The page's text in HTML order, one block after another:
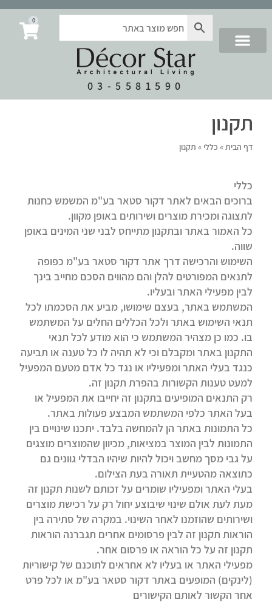
03-5581590
0
תקנון
דף הבית» כללי » תקנון
כללי
ברוכים הבאים לאתר דקור סטאר בע"מ המשמש כחנות
לתצוגה ומכירת מוצרים ושירותים באופן מקוון.
כל האמור באתר ובתקנון מתייחס לבני שני המינים באופן
שווה.
השימוש והרכישה דרך אתר דקור סטאר בע"מ כפופה
לתנאים המפורטים להלן והם מהווים הסכם מחייב בינך
לבין מפעילי האתר ובעליו.
המשתמש באתר, בעצם שימושו, מביע את הסכמתו לכל
תנאי השימוש באתר ולכל הכללים החלים על המשתמש
בו. כמו כן מצהיר המשתמש כי הוא מודע לכל תנאי
התקנון באתר ומקבלם וכי לא תהיה לו כל טענה או תביעה
כנגד בעלי האתר ומפעיליו או נגד כל אדם מטעם המפעיל
למעט טענות הקשורות בהפרת תקנון זה.
רק התנאים המופיעים בתקנון זה יחייבו את המפעיל או
בעל האתר כלפי המשתמש המבצע פעולות באתר.
כל התמונות באתר הן להמחשה בלבד. יתכנו שינויים בין
התמונות לבין המוצר במציאות, מכיוון שהמוצרים מוצגים
על גבי מסך מחשב ויכול להיות שיהיו הבדלי גוונים גם
כתוצאה מהטעיית תאורה בעת הצילום.
בעלי האתר ומפעיליו שומרים על זכותם לשנות תקנון זה
מעת לעת אולם שינוי שיבוצע יחול רק על רכישת מוצרים
ושירותים שהוזמנו לאחר השינוי. במקרה של סתירה בין
הוראות תקנון זה לבין פרסומים אחרים תגברנה הוראות
תקנון זה על כל הוראה או פרסום אחר.
מפעילי האתר או בעליו לא אחראים לתוכנם של קישוריות
(לינקים) המופעים באתר דקור סטאר בע"מ או לכל פרט
אחר הקשור לאותם הקישורים